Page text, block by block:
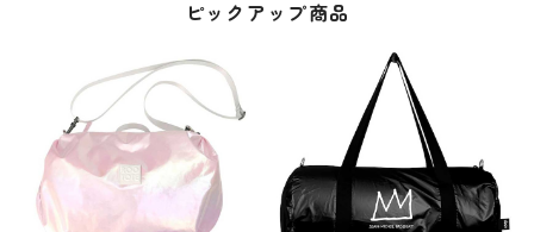
ピックアップ商品